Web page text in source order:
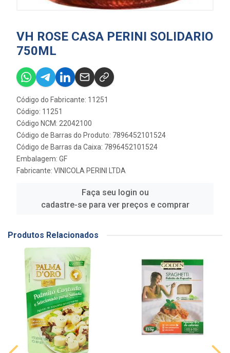
VH ROSE CASA PERINI SOLIDARIO
750ML
Código do Fabricante: 11251
Código: 11251
Código NCM: 22042100
Código de Barras do Produto: 7896452101524
Código de Barras da Caixa: 7896452101524
Embalagem: GF
Fabricante: VINICOLA PERINI LTDA
Faça seu login ou
cadastre-se para ver preços e comprar
Produtos Relacionados